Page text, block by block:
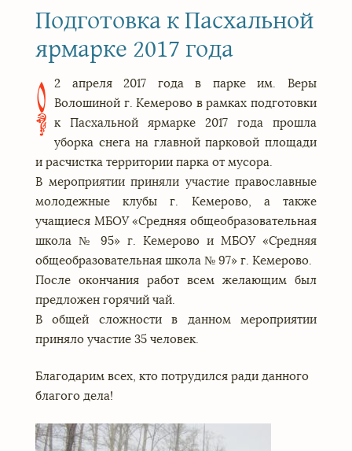
Подготовка к Пасхальной
ярмарке 2017 года
0 2 апреля 2017 года в парке им. Веры
Волошиной г. Кемерово в рамках подготовки
к Пасхальной ярмарке 2017 года прошла
уборка снега на главной парковой площади
и расчистка территории парка от мусора.
В мероприятии приняли участие православные
молодежные клубы г. Кемерово, а также
учащиеся МБОУ «Средняя общеобразовательная
школа № 95» г. Кемерово и МБОУ «Средняя
общеобразовательная школа № 97» г. Кемерово.
После окончания работ всем желающим был
предложен горячий чай.
В общей сложности в данном мероприятии
приняло участие 35 человек.
Благодарим всех, кто потрудился ради данного
благого дела!